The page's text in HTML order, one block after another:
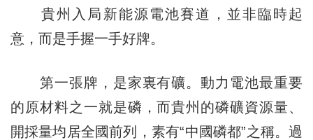
貴州入局新能源電池賽道，並非臨時起
意，而是手握一手好牌。
第一張牌，是家裏有礦。動力電池最重要
的原材料之一就是磷，而貴州的磷礦資源量、
開採量均居全國前列，素有“中國磷都”之稱。過